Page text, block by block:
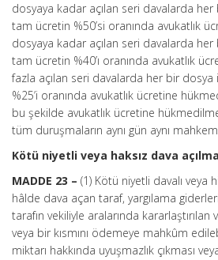
dosyaya kadar açılan seri davalarda her
tam ücretin %50’si oranında avukatlık
dosyaya kadar açılan seri davalarda her
tam ücretin %40’ı oranında avukatlık
fazla açılan seri davalarda her bir dosya
%25’i oranında avukatlık ücretine
bu şekilde avukatlık ücretine
tüm duruşmaların aynı gün aynı
Kötü niyetli veya haksız dava
MADDE 23 – (1) Kötü niyetli davalı veya
hâlde dava açan taraf, yargılama
tarafın vekiliyle aralarında
veya bir kısmını ödemeye mahkûm
miktarı hakkında uyuşmazlık çıkması